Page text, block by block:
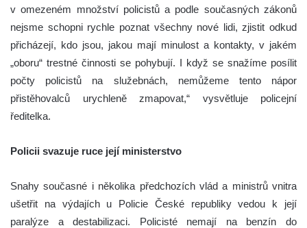
v omezeném množství policistů a podle současných zákonů
nejsme schopni rychle poznat všechny nové lidi, zjistit odkud
přicházejí, kdo jsou, jakou mají minulost a kontakty, v jakém
„oboru“ trestné činnosti se pohybují. I když se snažíme posílit
počty policistů na služebnách, nemůžeme tento nápor
přistěhovalců urychleně zmapovat,“ vysvětluje policejní
ředitelka.
Policii svazuje ruce její ministerstvo
Snahy současné i několika předchozích vlád a ministrů vnitra
ušetřit na výdajích u Policie České republiky vedou k její
paralýze a destabilizaci. Policisté nemají na benzín do